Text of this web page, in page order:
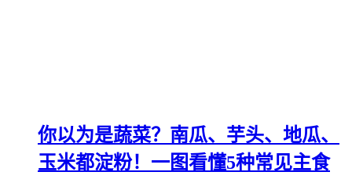
你以为是蔬菜？南瓜、芋头、地瓜、
玉米都淀粉！一图看懂5种常见主食